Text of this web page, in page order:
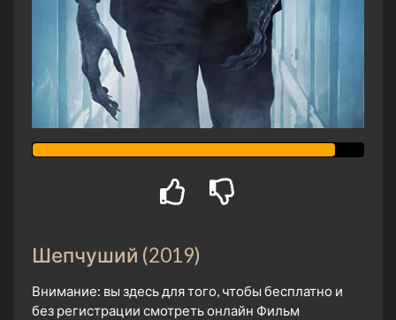
Шепчуший (2019)
Внимание: вы здесь для того, чтобы бесплатно и
без регистрации смотреть онлайн Фильм